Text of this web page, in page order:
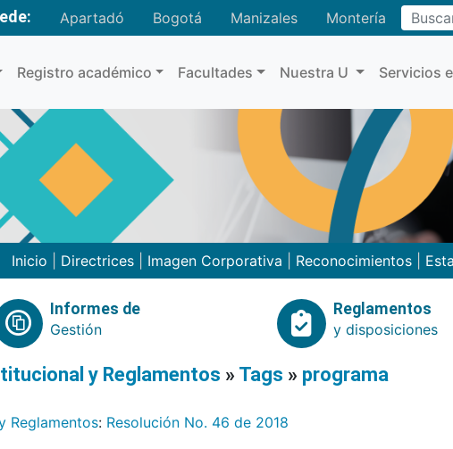
Apartadó Bogotá Manizales MonteríaBuscar
Registro académico Facultades Nuestra U Servicios
Inicio Directrices Imagen Corporativa Reconocimientos
Informes de
Gestión
Reglamentos
y disposiciones
y Reglamentos » Tags » programa
Reglamentos: Resolución No. 46 de 2018